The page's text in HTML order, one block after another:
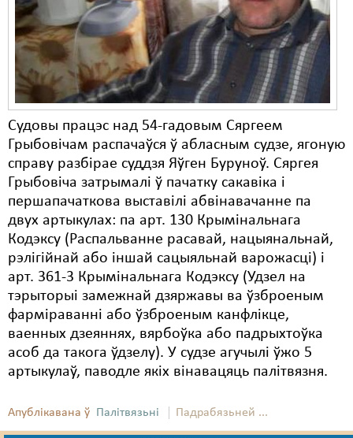
Судовы працэс над 54-гадовым Сяргеем
Грыбовічам распачаўся ў абласным судзе, ягоную
справу разбірае суддзя Яўген Буруноў. Сяргея
Грыбовіча затрымалі ў пачатку сакавіка і
першапачаткова выставілі абвінавачанне па
двух артыкулах: па арт. 130 Крымінальнага
Кодэксу (Распальванне расавай, нацыянальнай,
рэлігійнай або іншай сацыяльнай варожасці) і
арт. 361-3 Крымінальнага Кодэксу (Удзел на
тэрыторыі замежнай дзяржавы ва ўзброеным
фарміраванні або ўзброеным канфлікце,
ваенных дзеяннях, вярбоўка або падрыхтоўка
асоб да такога ўдзелу). У судзе агучылі ўжо 5
артыкулаў, паводле якіх вінавацяць палітвязня.
Апублікавана ў Палітвязьні Падрабязьней ...
Сацыяльныя правы